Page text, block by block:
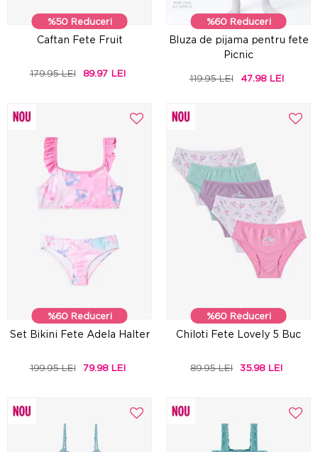
%50 Reduceri
Caftan Fete Fruit
179.95 LEI 89.97 LEI
%60 Reduceri
Bluza de pijama pentru fete
Picnic
119.95 LEI 47.98 LEI
%60 Reduceri
Set Bikini Fete Adela Halter
199.95 LEI 79.98 LEI
%60 Reduceri
Chiloti Fete Lovely 5 Buc
89.95 LEI 35.98 LEI